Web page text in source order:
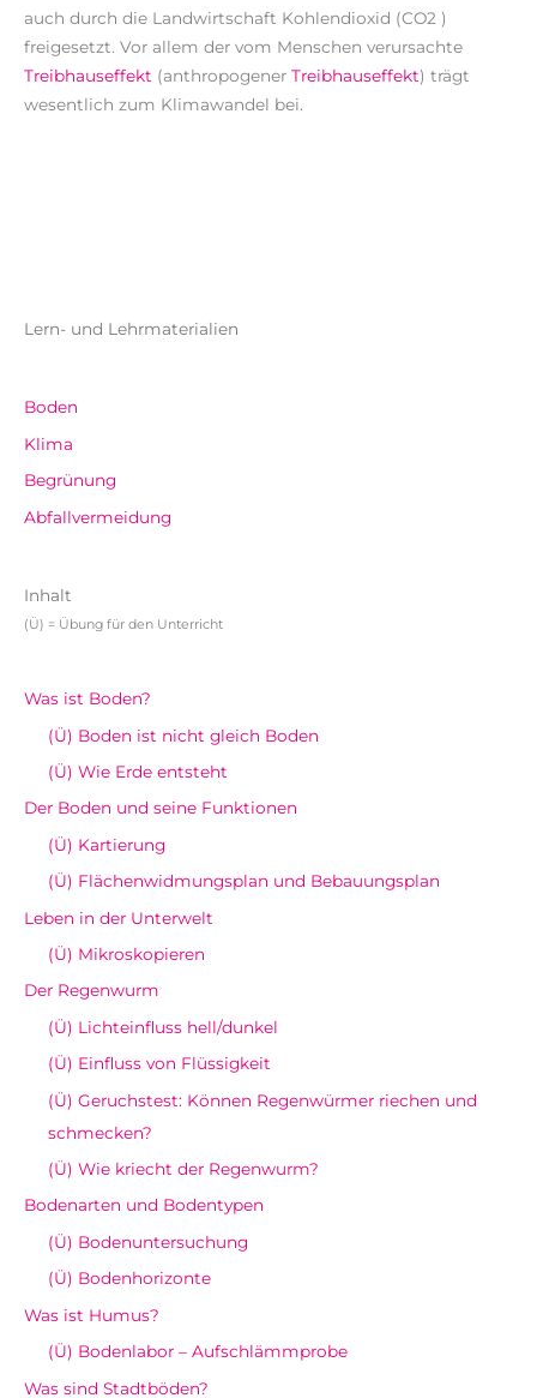
auch durch die Landwirtschaft Kohlendioxid (CO2 )
freigesetzt. Vor allem der vom Menschen verursachte
Treibhauseffekt (anthropogener Treibhauseffekt) trägt
wesentlich zum Klimawandel bei.
Lern- und Lehrmaterialien
Boden
Klima
Begrünung
Abfallvermeidung
Inhalt
(Ü) = Übung für den Unterricht
Was ist Boden?
(Ü) Boden ist nicht gleich Boden
(Ü) Wie Erde entsteht
Der Boden und seine Funktionen
(Ü) Kartierung
(Ü) Flächenwidmungsplan und Bebauungsplan
Leben in der Unterwelt
(Ü) Mikroskopieren
Der Regenwurm
(Ü) Lichteinfluss hell/dunkel
(Ü) Einfluss von Flüssigkeit
(Ü) Geruchstest: Können Regenwürmer riechen und
schmecken?
(Ü) Wie kriecht der Regenwurm?
Bodenarten und Bodentypen
(Ü) Bodenuntersuchung
(Ü) Bodenhorizonte
Was ist Humus?
(Ü) Bodenlabor – Aufschlämmprobe
Was sind Stadtböden?